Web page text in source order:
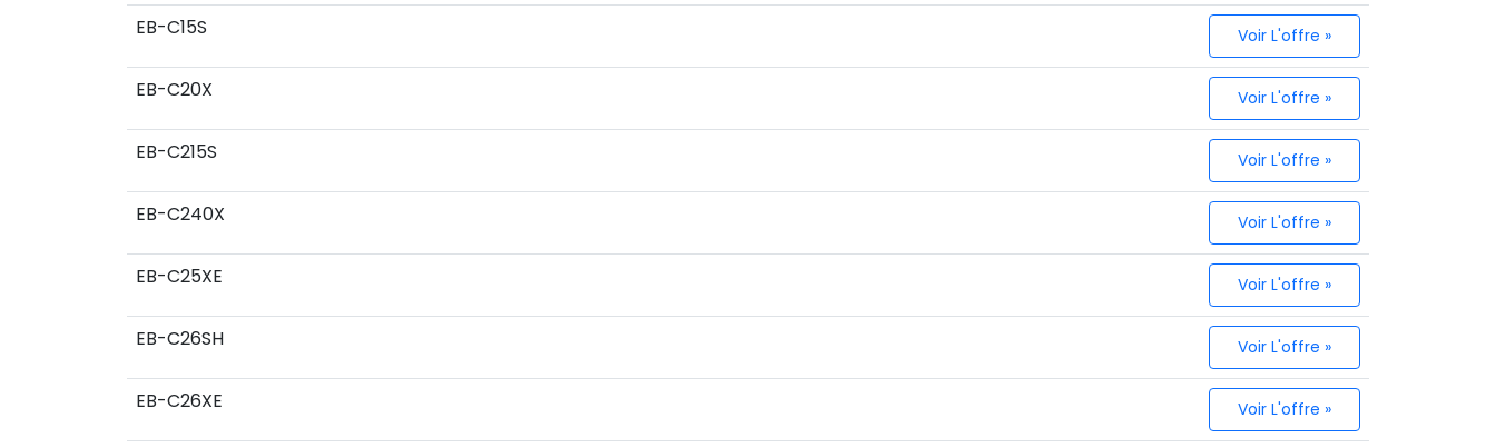
EB-C15S Voir L'offre »
EB-C20X Voir L'offre »
EB-C215S Voir L'offre »
EB-C240X Voir L'offre »
EB-C25XE Voir L'offre »
EB-C26SH Voir L'offre »
EB-C26XE Voir L'offre »